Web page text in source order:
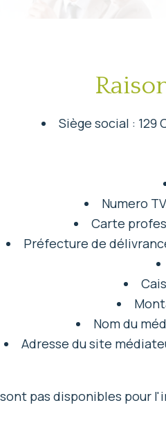
Siège social : 129
Numero
Carte
Préfecture de
Nom du
Adresse du site
pas disponibles pour